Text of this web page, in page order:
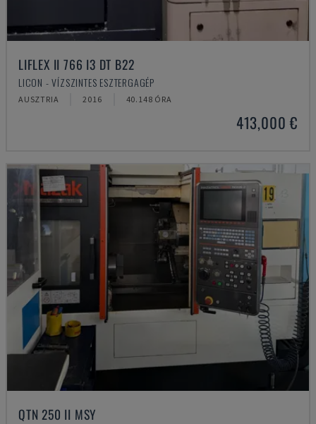
LIFLEX II 766 I3 DT B22
LICON - VÍZSZINTES ESZTERGAGÉP
AUSZTRIA 2016 40.148 ÓRA
413,000 €
QTN 250 II MSY